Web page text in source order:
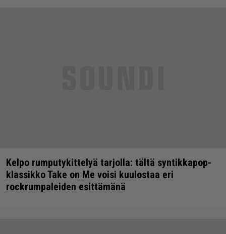
Kelpo rumputykittelyä tarjolla: tältä syntikkapop-
klassikko Take on Me voisi kuulostaa eri
rockrumpaleiden esittämänä